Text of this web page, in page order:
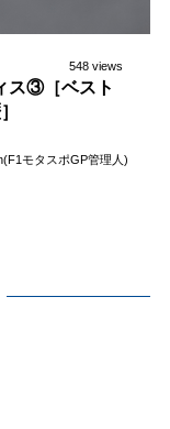
548 views
ス③［ベスト
モタスポGP管理人)